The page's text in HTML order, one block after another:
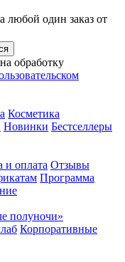
любой один заказ от
обработку
Косметика
Новинки Бестселлеры
и оплата Отзывы
Программа
полуночи»
Корпоративные